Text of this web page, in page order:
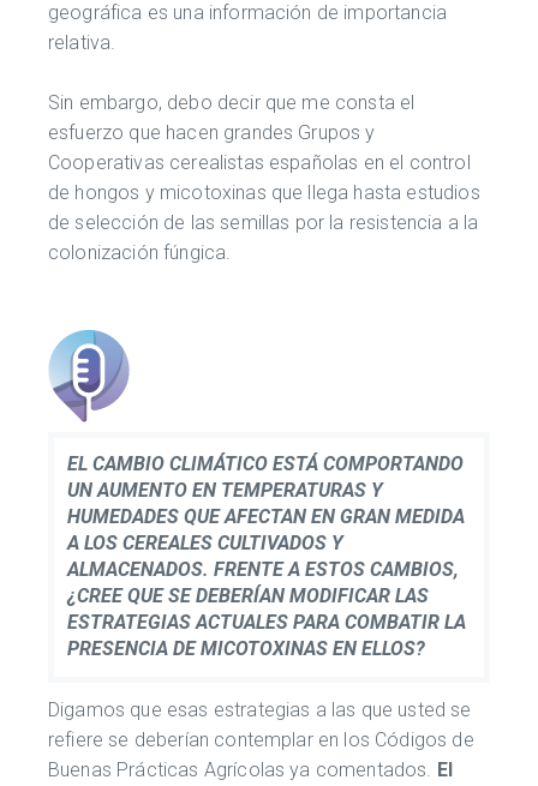
geográfica es una información de importancia
relativa.
Sin embargo, debo decir que me consta el
esfuerzo que hacen grandes Grupos y
Cooperativas cerealistas españolas en el control
de hongos y micotoxinas que llega hasta estudios
de selección de las semillas por la resistencia a la
colonización fúngica.
EL CAMBIO CLIMÁTICO ESTÁ COMPORTANDO
UN AUMENTO EN TEMPERATURAS Y
HUMEDADES QUE AFECTAN EN GRAN MEDIDA
A LOS CEREALES CULTIVADOS Y
ALMACENADOS. FRENTE A ESTOS CAMBIOS,
¿CREE QUE SE DEBERÍAN MODIFICAR LAS
ESTRATEGIAS ACTUALES PARA COMBATIR LA
PRESENCIA DE MICOTOXINAS EN ELLOS?
Digamos que esas estrategias a las que usted se
refiere se deberían contemplar en los Códigos de
Buenas Prácticas Agrícolas ya comentados. El